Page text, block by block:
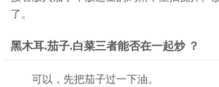
了。
黑木耳.茄子.白菜三者能否在一起炒 ？
可以，先把茄子过一下油。